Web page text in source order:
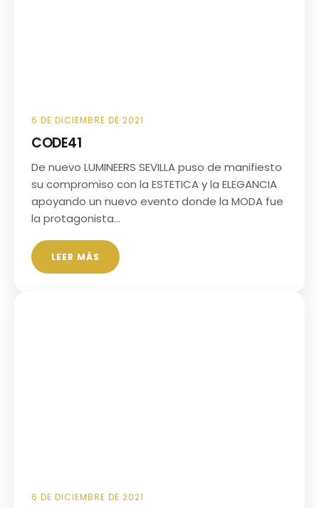
6 DE DICIEMBRE DE 2021
CODE41
De nuevo LUMINEERS SEVILLA puso de manifiesto
su compromiso con la ESTETICA y la ELEGANCIA
apoyando un nuevo evento donde la MODA fue
la protagonista…
LEER MÁS
6 DE DICIEMBRE DE 2021